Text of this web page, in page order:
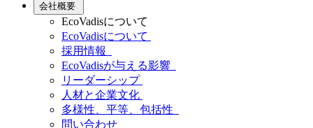
会社概要
EcoVadisについて
EcoVadisについて
採用情報
EcoVadisが与える影響
リーダーシップ
人材と企業文化
多様性、平等、包括性
問い合わせ